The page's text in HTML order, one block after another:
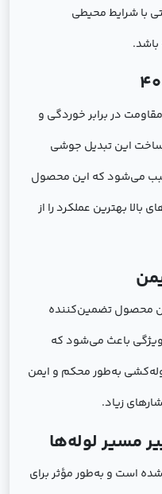
با شرایط محیطی
و مقاومت در برابر خوردگی و
ساخت این تبدیل جوشی
می‌شود که این محصول
بهترین عملکرد را از
محصول تضمین‌کننده
باعث می‌شود که
به‌طور محکم و ایمن
زیاد.
درجه طراحی شده است و به‌طور مؤثر برای